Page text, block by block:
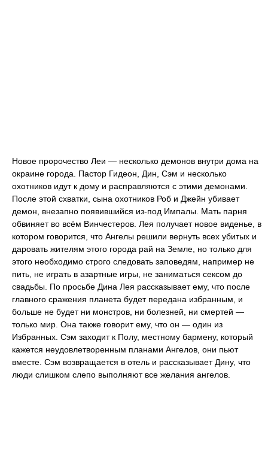
Новое пророчество Леи — несколько демонов внутри дома на
окраине города. Пастор Гидеон, Дин, Сэм и несколько
охотников идут к дому и расправляются с этими демонами.
После этой схватки, сына охотников Роб и Джейн убивает
демон, внезапно появившийся из-под Импалы. Мать парня
обвиняет во всём Винчестеров. Лея получает новое виденье, в
котором говорится, что Ангелы решили вернуть всех убитых и
даровать жителям этого города рай на Земле, но только для
этого необходимо строго следовать заповедям, например не
пить, не играть в азартные игры, не заниматься сексом до
свадьбы. По просьбе Дина Лея рассказывает ему, что после
главного сражения планета будет передана избранным, и
больше не будет ни монстров, ни болезней, ни смертей —
только мир. Она также говорит ему, что он — один из
Избранных. Сэм заходит к Полу, местному бармену, который
кажется неудовлетворенным планами Ангелов, они пьют
вместе. Сэм возвращается в отель и рассказывает Дину, что
люди слишком слепо выполняют все желания ангелов.